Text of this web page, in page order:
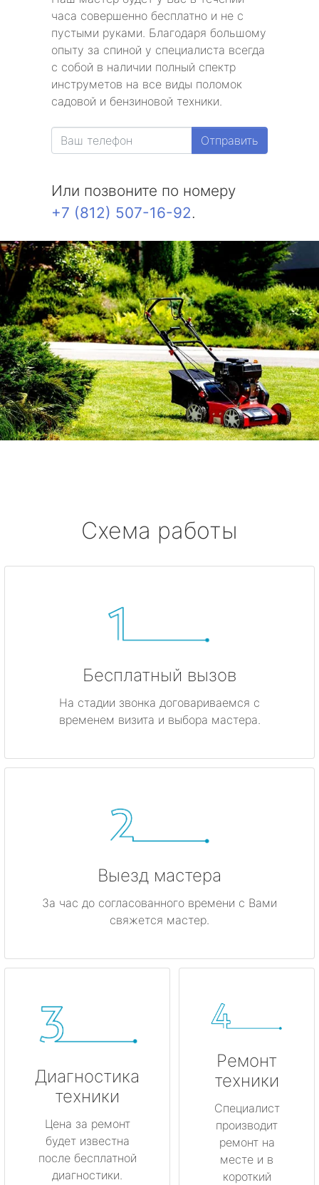
часа совершенно бесплатно и не с
пустыми руками. Благодаря большому
опыту за спиной у специалиста всегда
с собой в наличии полный спектр
инструметов на все виды поломок
садовой и бензиновой техники.
Отправить
Или позвоните по номеру
+7 (812) 507-16-92.
Схема работы
Бесплатный вызов
На стадии звонка договариваемся с
временем визита и выбора мастера.
Выезд мастера
За час до согласованного времени с Вами
свяжется мастер.
Диагностика
техники
Цена за ремонт
будет известна
после бесплатной
диагностики.
Ремонт
техники
Специалист
производит
ремонт на
месте и в
короткий